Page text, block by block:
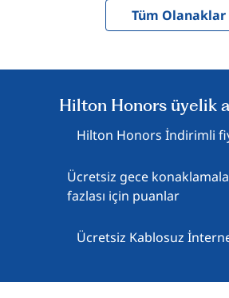
Tüm Olanaklar
Hilton Honors üyelik
Hilton Honors İndirimli
Ücretsiz gece
fazlası için puanlar
Ücretsiz Kablosuz